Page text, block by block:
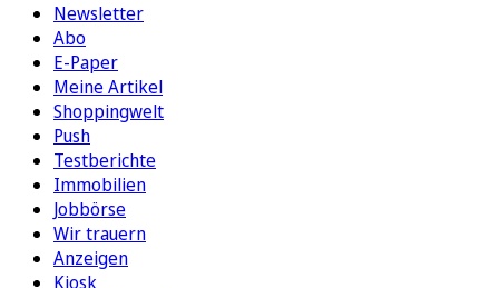
Newsletter
Abo
E-Paper
Meine Artikel
Shoppingwelt
Push
Testberichte
Immobilien
Jobbörse
Wir trauern
Anzeigen
Kiosk